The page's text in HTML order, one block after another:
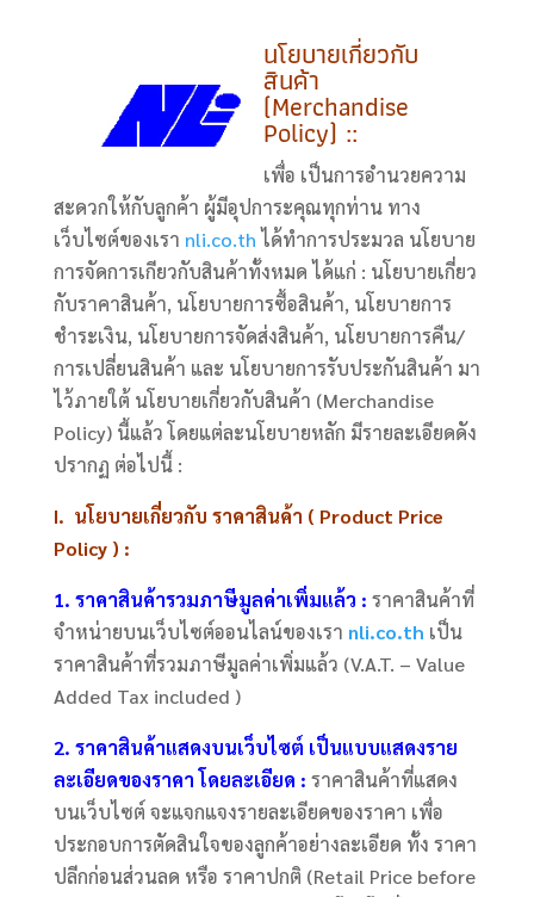
นโยบายเกี่ยวกับ
สินค้า
(Merchandise
Policy) ::
เพื่อ เป็นการอำนวยความ
สะดวกให้กับลูกค้า ผู้มีอุปการะคุณทุกท่าน ทาง
เว็บไซต์ของเรา nli.co.th ได้ทำการประมวล นโยบาย
การจัดการเกียวกับสินค้าทั้งหมด ได้แก่ : นโยบายเกี่ยว
กับราคาสินค้า, นโยบายการซื้อสินค้า, นโยบายการ
ชำระเงิน, นโยบายการจัดส่งสินค้า, นโยบายการคืน/
การเปลี่ยนสินค้า และ นโยบายการรับประกันสินค้า มา
ไว้ภายใต้ นโยบายเกี่ยวกับสินค้า (Merchandise
Policy) นี้แล้ว โดยแต่ละนโยบายหลัก มีรายละเอียดดัง
ปรากฏ ต่อไปนี้ :
I. นโยบายเกี่ยวกับ ราคาสินค้า ( Product Price
Policy ) :
1. ราคาสินค้ารวมภาษีมูลค่าเพิ่มแล้ว : ราคาสินค้าที่
จำหน่ายบนเว็บไซต์ออนไลน์ของเรา nli.co.th เป็น
ราคาสินค้าที่รวมภาษีมูลค่าเพิ่มแล้ว (V.A.T. – Value
Added Tax included )
2. ราคาสินค้าแสดงบนเว็บไซต์ เป็นแบบแสดงราย
ละเอียดของราคา โดยละเอียด : ราคาสินค้าที่แสดง
บนเว็บไซต์ จะแจกแจงรายละเอียดของราคา เพื่อ
ประกอบการตัดสินใจของลูกค้าอย่างละเอียด ทั้ง ราคา
ปลีกก่อนส่วนลด หรือ ราคาปกติ (Retail Price before